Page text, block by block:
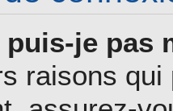
je pas
raisons